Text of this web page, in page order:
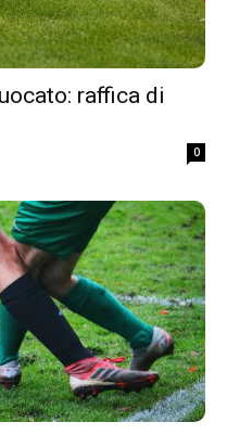
raffica di
0